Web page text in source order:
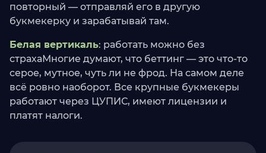
повторный — отправляй его в другую
букмекерку и зарабатывай там.
Белая вертикаль: работать можно без
страхаМногие думают, что беттинг — это что-то
серое, мутное, чуть ли не фрод. На самом деле
всё ровно наоборот. Все крупные букмекеры
работают через ЦУПИС, имеют лицензии и
платят налоги.